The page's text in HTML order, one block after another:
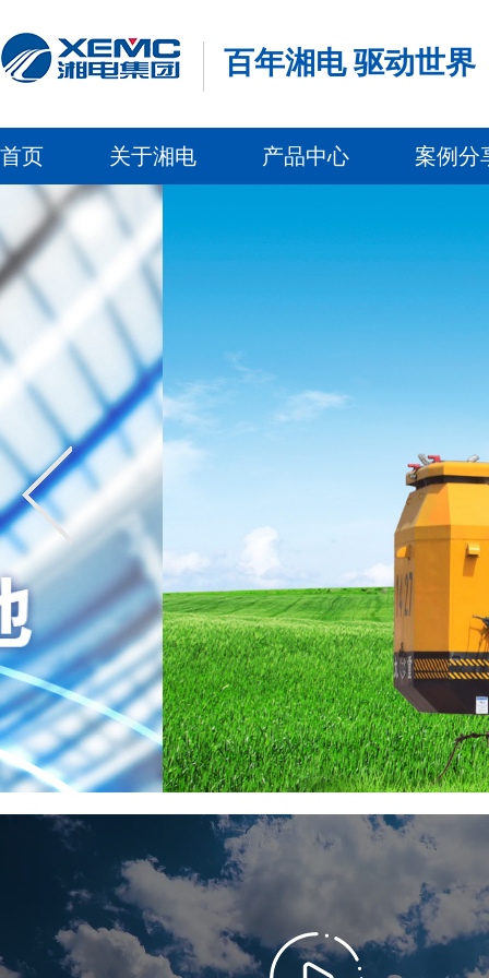
百年湘电 驱动世界
首页 关于湘电 产品中心 案例分